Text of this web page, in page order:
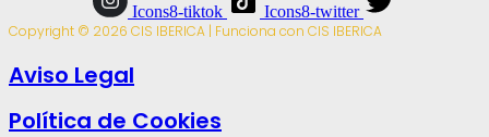
Icons8-tiktok
Icons8-twitter
Copyright © 2026 CIS IBERICA | Funciona con CIS IBERICA
Aviso Legal
Política de Cookies